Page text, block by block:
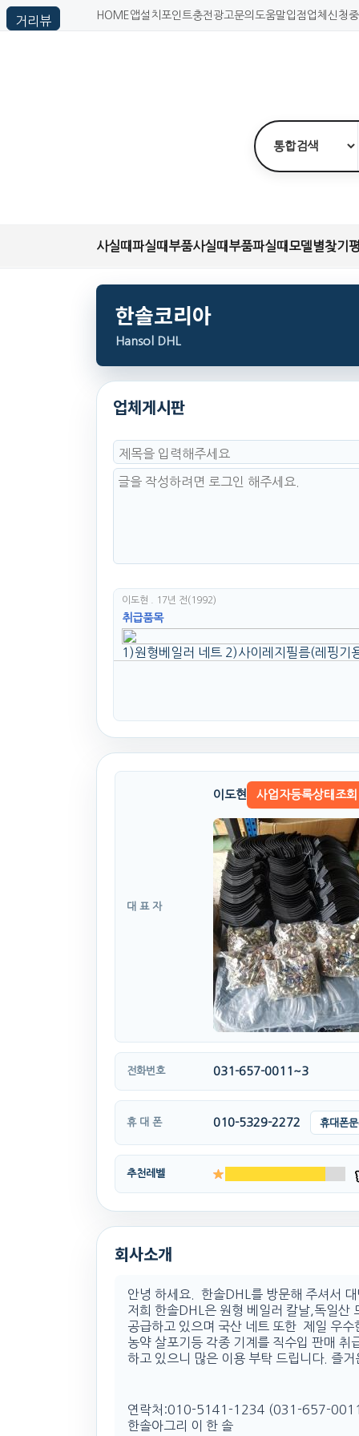
HOME 앱설치 포인트충전 광고문의 도움말입점업체신청
사실때파실때 부품사실때 부품파실때 모델별찾기
한솔코리아
Hansol DHL
업체게시판
이도현 . 17년 전(1992)
취급품목
1)원형베일러 네트 2)사이레지필름(레핑
대 표 자
이도현 사업자등록상태조회
전화번호 031-657-0011~3
휴 대 폰 010-5329-2272 휴대폰
추천레벨
회사소개
안녕 하세요. 한솔DHL를 방문해 주셔서
저희 한솔DHL은 원형 베일러 칼날,독일산
공급하고 있으며 국산 네트 또한 제일 우
농약 살포기등 각종 기계를 직수입 판매
하고 있으니 많은 이용 부탁 드립니다. 즐
연락처:010-5141-1234 (031-657-
한솔아그리 이 한 솔